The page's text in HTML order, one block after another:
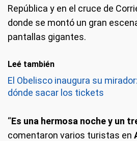
República y en el cruce de
donde se montó un gran
pantallas gigantes.
Leé también
El Obelisco inaugura su
dónde sacar los tickets
“Es una hermosa noche y un
comentaron varios turistas en